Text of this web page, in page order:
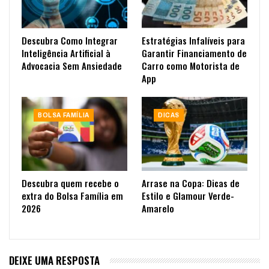
Descubra Como Integrar
Inteligência Artificial à
Advocacia Sem Ansiedade
Estratégias Infalíveis para
Garantir Financiamento de
Carro como Motorista de
App
BOLSA FAMÍLIA
Descubra quem recebe o
extra do Bolsa Família em
2026
DICAS
Arrase na Copa: Dicas de
Estilo e Glamour Verde-
Amarelo
DEIXE UMA RESPOSTA